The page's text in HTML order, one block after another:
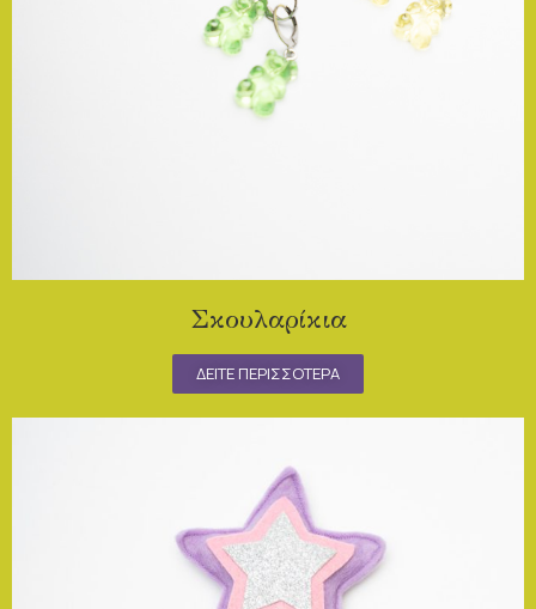
Σκουλαρίκια
ΔΕΙΤΕ ΠΕΡΙΣΣΟΤΕΡΑ